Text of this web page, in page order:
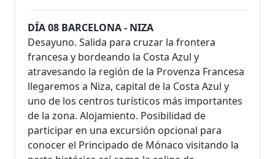
DÍA 08 BARCELONA - NIZA
Desayuno. Salida para cruzar la frontera
francesa y bordeando la Costa Azul y
atravesando la región de la Provenza Francesa
llegaremos a Niza, capital de la Costa Azul y
uno de los centros turísticos más importantes
de la zona. Alojamiento. Posibilidad de
participar en una excursión opcional para
conocer el Principado de Mónaco visitando la